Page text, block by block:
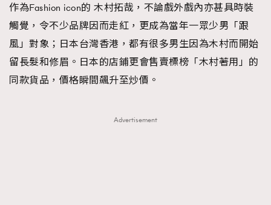
作為Fashion icon的 木村拓哉，不論戲外戲內亦甚具時裝
觸覺，令不少品牌因而走紅，更成為當年一眾少男「跟
風」對象；日本台灣香港，都有很多男生因為木村而開始
留長髮和修眉。日本的店鋪更會售賣標榜「木村著用」的
同款貨品，價格瞬間飆升至炒價。
Advertisement